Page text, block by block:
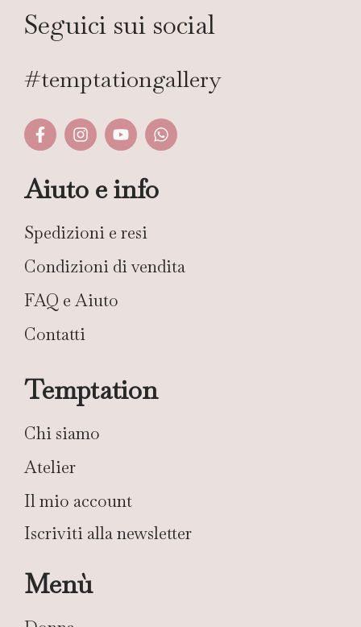
Seguici sui social
#temptationgallery
Aiuto e info
Spedizioni e resi
Condizioni di vendita
FAQ e Aiuto
Contatti
Temptation
Chi siamo
Atelier
Il mio account
Iscriviti alla newsletter
Menù